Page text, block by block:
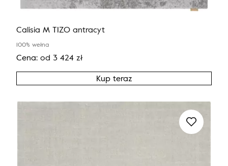
Calisia M TIZO antracyt
100% wełna
Cena: od 3 424 zł
Kup teraz